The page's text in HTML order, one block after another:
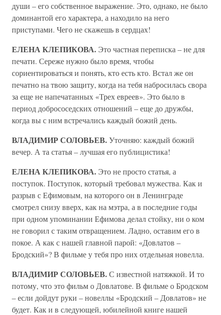
души – его собственное выражение. Это, однако, не было
доминантой его характера, а находило на него
приступами. Чего не скажешь в сердцах!
ЕЛЕНА КЛЕПИКОВА. Это частная переписка – не для
печати. Сереже нужно было время, чтобы
сориентироваться и понять, кто есть кто. Встал же он
печатно на твою защиту, когда на тебя набросилась свора
за еще не напечатанных «Трех евреев». Это было в
период добрососедских отношений – еще до дружбы,
когда вы с ним встречались каждый божий день.
ВЛАДИМИР СОЛОВЬЕВ.Уточняю: каждый божий
вечер. А та статья – лучшая его публицистика!
ЕЛЕНА КЛЕПИКОВА. Это не просто статья, а
поступок. Поступок, который требовал мужества. Как и
разрыв с Ефимовым, на которого он в Ленинграде
смотрел снизу вверх, как на мэтра, а в последние годы
при одном упоминании Ефимова делал стойку, ни о ком
не говорил с таким отвращением. Ладно, оставим его в
покое. А как с нашей главной парой: «Довлатов –
Бродский»? В фильме у тебя про них отдельная новелла.
ВЛАДИМИР СОЛОВЬЕВ.С известной натяжкой. И то
потому, что это фильм о Довлатове. В фильме о Бродском
– если дойдут руки – новеллы «Бродский – Довлатов» не
будет. Как и в следующей, юбилейной книге нашей